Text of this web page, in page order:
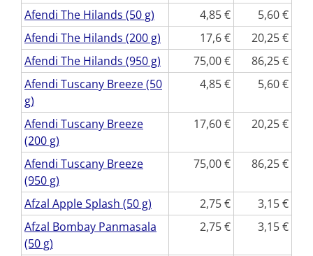
Afendi The Hilands (50 g) 4,85
5,60
Afendi The Hilands (200 g)
17,6
20,25
Afendi The Hilands (950 g)
75,00
86,25
Afendi Tuscany Breeze (50
g)
4,85 5,60
Afendi Tuscany Breeze
(200 g)
17,60 20,25
Afendi Tuscany Breeze
(950 g)
75,00 86,25
Afzal Apple Splash (50 g) 2,75
3,15
Afzal Bombay Panmasala
(50 g)
2,75 3,15